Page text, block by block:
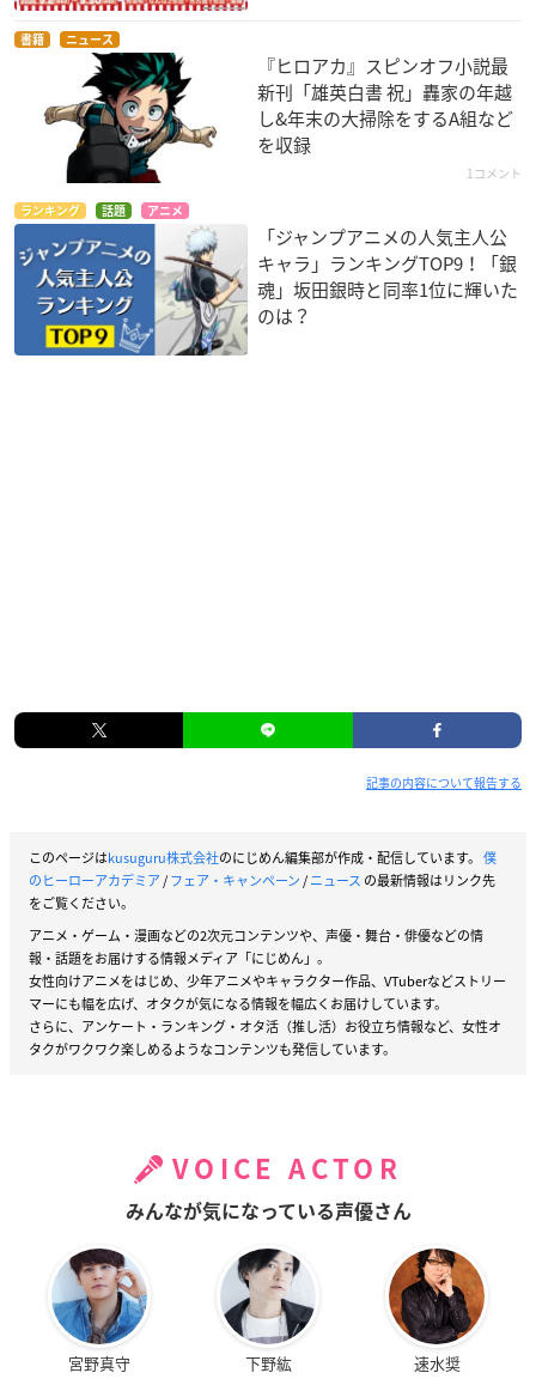
書籍 ニュース
『ヒロアカ』スピンオフ小説最
新刊「雄英白書 祝」轟家の年越
し&年末の大掃除をするA組など
を収録
1コメント
ランキング 話題 アニメ
「ジャンプアニメの人気主人公
キャラ」ランキングTOP9！「銀
魂」坂田銀時と同率1位に輝いた
のは？
記事の内容について報告する
このページはkusuguru株式会社のにじめん編集部が作成・配信しています。 僕
のヒーローアカデミア/フェア・キャンペーン/ニュース の最新情報はリンク先
をご覧ください。
アニメ・ゲーム・漫画などの2次元コンテンツや、声優・舞台・俳優などの情
報・話題をお届けする情報メディア「にじめん」。
女性向けアニメをはじめ、少年アニメやキャラクター作品、VTuberなどストリー
マーにも幅を広げ、オタクが気になる情報を幅広くお届けしています。
さらに、アンケート・ランキング・オタ活（推し活）お役立ち情報など、女性オ
タクがワクワク楽しめるようなコンテンツも発信しています。
VOICE ACTOR
みんなが気になっている声優さん
宮野真守 下野紘 速水奨